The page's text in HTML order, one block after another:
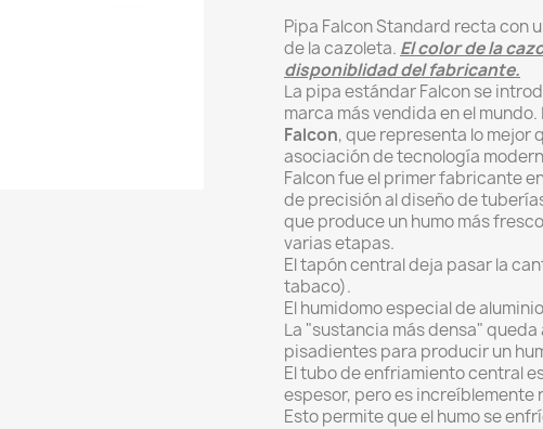
Pipa Falcon Standard recta con
de la cazoleta. El color de la
disponiblidad del fabricante.
La pipa estándar Falcon se
marca más vendida en el
Falcon, que representa lo mejor
asociación de tecnología
Falcon fue el primer fabricante
de precisión al diseño de
que produce un humo más
varias etapas.
El tapón central deja pasar la
tabaco).
El humidomo especial de
La "sustancia más densa"
pisadientes para producir un
El tubo de enfriamiento central
espesor, pero es increíblemente
Esto permite que el humo se